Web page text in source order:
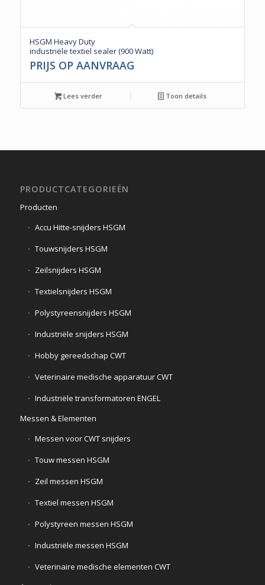
HSGM Heavy Duty
industriële textiel sealer (900 Watt)
PRIJS OP AANVRAAG
Lees verder Toon details
PRODUCTCATEGORIEËN
Producten
Accu Hitte-snijders HSGM
Touwsnijders HSGM
Zeilsnijders HSGM
Textielsnijders HSGM
Polystyreensnijders HSGM
Industriële snijders HSGM
Hobby gereedschap CWT
Veterinaire medische apparatuur CWT
Industriële transformatoren ENGEL
Messen & Elementen
Messen voor CWT snijders
Touw messen HSGM
Zeil messen HSGM
Textiel messen HSGM
Polystyreen messen HSGM
Industriële messen HSGM
Veterinaire medische elementen CWT